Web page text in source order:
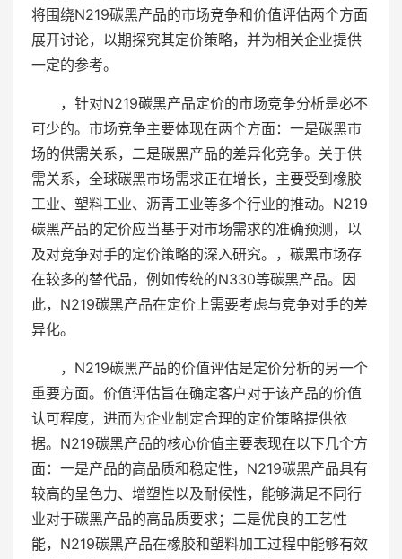
将围绕N219碳黑产品的市场竞争和价值评估两个方面
展开讨论，以期探究其定价策略，并为相关企业提供
一定的参考。
，针对N219碳黑产品定价的市场竞争分析是必不
可少的。市场竞争主要体现在两个方面：一是碳黑市
场的供需关系，二是碳黑产品的差异化竞争。关于供
需关系，全球碳黑市场需求正在增长，主要受到橡胶
工业、塑料工业、沥青工业等多个行业的推动。N219
碳黑产品的定价应当基于对市场需求的准确预测，以
及对竞争对手的定价策略的深入研究。，碳黑市场存
在较多的替代品，例如传统的N330等碳黑产品。因
此，N219碳黑产品在定价上需要考虑与竞争对手的差
异化。
，N219碳黑产品的价值评估是定价分析的另一个
重要方面。价值评估旨在确定客户对于该产品的价值
认可程度，进而为企业制定合理的定价策略提供依
据。N219碳黑产品的核心价值主要表现在以下几个方
面：一是产品的高品质和稳定性，N219碳黑产品具有
较高的呈色力、增塑性以及耐候性，能够满足不同行
业对于碳黑产品的高品质要求；二是优良的工艺性
能，N219碳黑产品在橡胶和塑料加工过程中能够有效